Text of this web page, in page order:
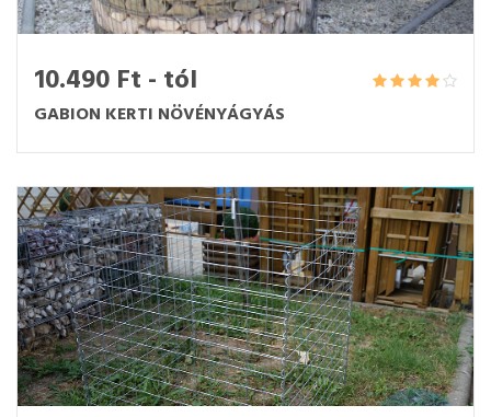
10.490 Ft - tól
GABION KERTI NÖVÉNYÁGYÁS